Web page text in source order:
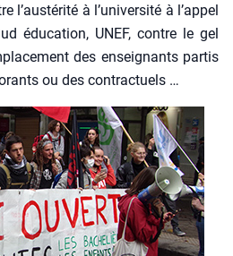
l’austérité à l’université à l’appel
édu­ca­tion, UNEF, contre le gel
des ensei­gnants par­tis
ou des contrac­tuels …